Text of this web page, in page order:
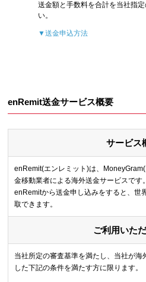
送金額と手数料を合計を当社指
い。
▼送金申込方法
enRemit送金サービス概要
サービス
enRemit(エンレミット)は、
金移動業者による海外送金サービスです。
enRemitから送金申し込みをすると、世
取できます。
ご利用いた
当社所定の審査基準を満たし、当社が
した下記の条件を満たす方に限ります。